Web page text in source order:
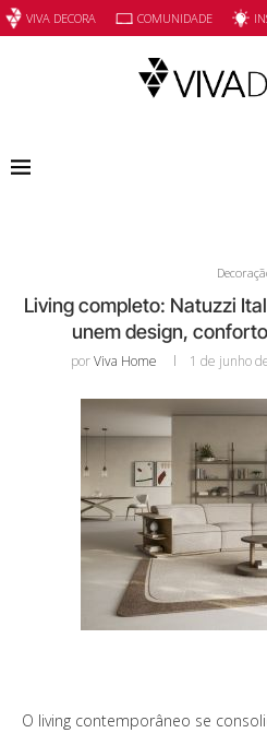
VIVA DECORA COMUNIDADE
Living completo: Natuzzi
unem design,
porViva Home 1 de junho
O living contemporâneo se